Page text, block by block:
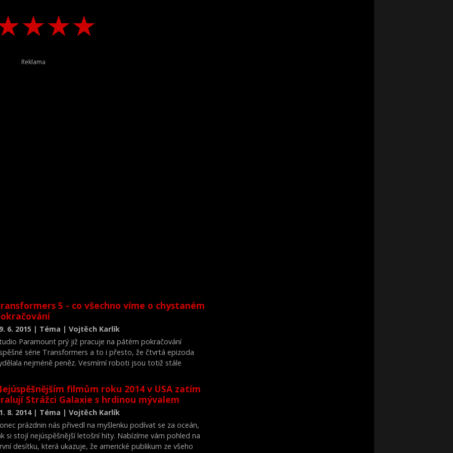
★★★
5 - co všechno víme o chystaném
6. 2015 | Téma | Vojtěch Karlík
Paramount prý již pracuje na pátém pokračování
série Transformers a to i přesto, že čtvrtá epizoda
nejméně peněz. Vesmírní roboti jsou totiž stále
díl by bylo proti logice filmových studií.
filmům roku 2014 v USA zatím
Strážci Galaxie s hrdinou mývalem
8. 2014 | Téma | Vojtěch Karlík
prázdnin nás přivedl na myšlenku podívat se za oceán,
si stojí nejúspěšnější letošní hity. Nabízíme vám pohled na
desítku, která ukazuje, že americké publikum ze všeho